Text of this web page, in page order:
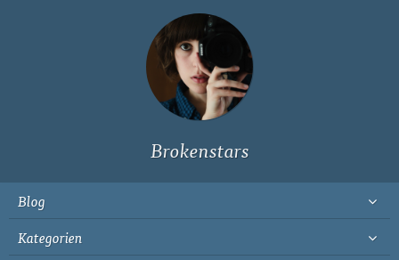
Ich bin Fyn,
23, und
wohne in
Köln
Brokenstars
Blog
Kategorien